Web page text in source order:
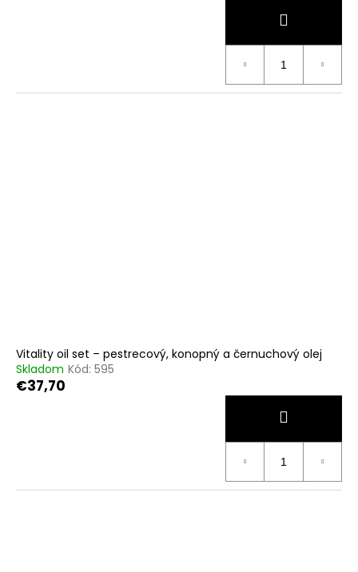
Vitality oil set – pestrecový, konopný a černuchový olej
Skladom Kód: 595
€37,70